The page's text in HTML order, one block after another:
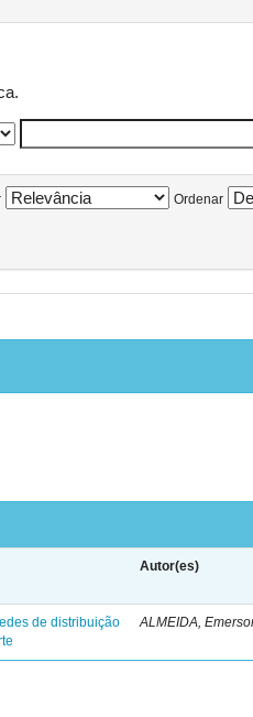
Ordenar
Autor(es)
de distribuição
ALMEIDA,